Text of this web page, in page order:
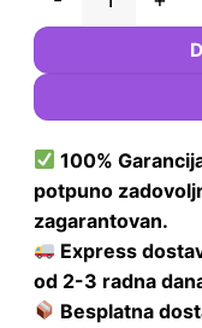
GP
100%
potpuno
zagarantovan.
Express
od 2-3 radna
Besplatna